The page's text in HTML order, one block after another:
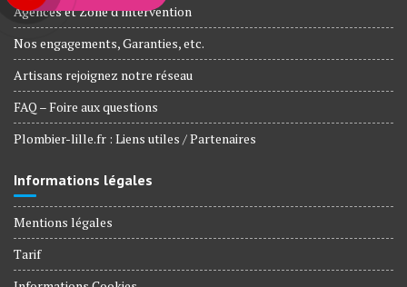
Agences et Zone d’intervention
Nos engagements, Garanties, etc.
Artisans rejoignez notre réseau
FAQ – Foire aux questions
Plombier-lille.fr : Liens utiles / Partenaires
Informations légales
Mentions légales
Tarif